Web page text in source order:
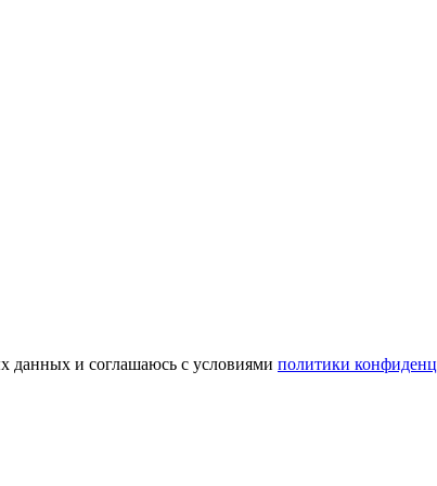
данных и соглашаюсь с условиями политики